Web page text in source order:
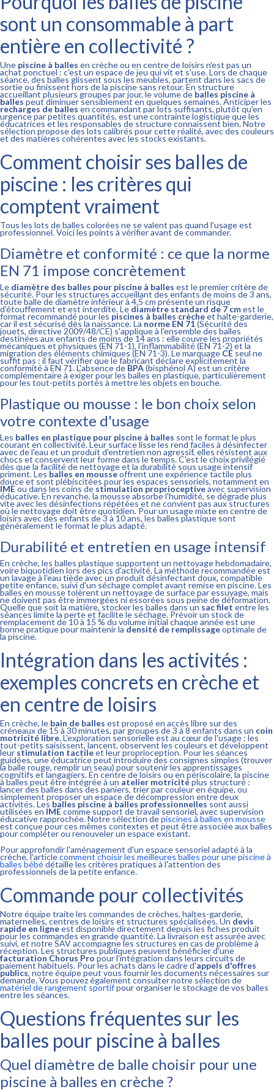
sont un consommable à part
entière en collectivité ?
Une piscine à balles en crèche ou en centre de loisirs n'est pas un
achat ponctuel : c'est un espace de jeu qui vit et s'use. Lors de chaque
séance, des balles glissent sous les meubles, partent dans les sacs de
sortie ou finissent hors de la piscine sans retour. En structure
accueillant plusieurs groupes par jour, le volume de balles piscine à
balles peut diminuer sensiblement en quelques semaines. Anticiper les
recharges de balles en commandant par lots suffisants, plutôt qu'en
urgence par petites quantités, est une contrainte logistique que les
éducatrices et les responsables de structure connaissent bien. Notre
sélection propose des lots calibrés pour cette réalité, avec des couleurs
et des matières cohérentes avec les stocks existants.
Comment choisir ses balles de
piscine : les critères qui
comptent vraiment
Tous les lots de balles colorées ne se valent pas quand l'usage est
professionnel. Voici les points à vérifier avant de commander.
Diamètre et conformité : ce que la norme
EN 71 impose concrètement
Le diamètre des balles pour piscine à balles est le premier critère de
sécurité. Pour les structures accueillant des enfants de moins de 3 ans,
toute balle de diamètre inférieur à 4,5 cm présente un risque
d'étouffement et est interdite. Le diamètre standard de 7 cmest le
format recommandé pour les piscines à balles crècheet halte-garderie,
car il est sécurisé dès la naissance. La norme EN 71(Sécurité des
jouets, directive 2009/48/CE) s'applique à l'ensemble des balles
destinées aux enfants de moins de 14 ans : elle couvre les propriétés
mécaniques et physiques (EN 71-1), l'inflammabilité (EN 71-2) et la
migration des éléments chimiques (EN 71-3). Le marquage CE seul ne
suffit pas : il faut vérifier que le fabricant déclare explicitement la
conformité à EN 71. L'absence de BPA(bisphénol A) est un critère
complémentaire à exiger pour les balles en plastique, particulièrement
pour les tout-petits portés à mettre les objets en bouche.
Plastique ou mousse : le bon choix selon
votre contexte d'usage
Les balles en plastique pour piscine à balles sont le format le plus
courant en collectivité. Leur surface lisse les rend faciles à désinfecter
avec de l'eau et un produit d'entretien non agressif, elles résistent aux
chocs et conservent leur forme dans le temps. C'est le choix privilégié
dès que la facilité de nettoyage et la durabilité sous usage intensif
priment. Les balles en mousseoffrent une expérience tactile plus
douce et sont plébiscitées pour les espaces sensoriels, notamment en
IMEou dans les coins de stimulation proprioceptiveavec supervision
éducative. En revanche, la mousse absorbe l'humidité, se dégrade plus
vite avec les désinfections répétées et ne convient pas aux structures
où le nettoyage doit être quotidien. Pour un usage mixte en centre de
loisirs avec des enfants de 3 à 10 ans, les balles plastique sont
généralement le format le plus adapté.
Durabilité et entretien en usage intensif
En crèche, les balles plastique supportent un nettoyage hebdomadaire,
voire biquotidien lors des pics d'activité. La méthode recommandée est
un lavage à l'eau tiède avec un produit désinfectant doux, compatible
petite enfance, suivi d'un séchage complet avant remise en piscine. Les
balles en mousse tolèrent un nettoyage de surface par essuyage, mais
ne doivent pas être immergées ni essorées sous peine de déformation.
Quelle que soit la matière, stocker les balles dans un sac filet entre les
séances limite la perte et facilite le séchage. Prévoir un stock de
remplacement de 10 à 15 % du volume initial chaque année est une
bonne pratique pour maintenir la densité de remplissageoptimale de
la piscine.
Intégration dans les activités :
exemples concrets en crèche et
en centre de loisirs
En crèche, le bain de balles est proposé en accès libre sur des
créneaux de 15 à 30 minutes, par groupes de 3 à 8 enfants dans un coin
motricité libre. L'exploration sensorielle est au cœur de l'usage : les
tout-petits saisissent, lancent, observent les couleurs et développent
leur stimulation tactileet leur proprioception. Pour les séances
guidées, une éducatrice peut introduire des consignes simples (trouver
la balle rouge, remplir un seau) pour soutenir les apprentissages
cognitifs et langagiers. En centre de loisirs ou en périscolaire, la piscine
à balles peut être intégrée à un atelier motricitéplus structuré :
lancer des balles dans des paniers, trier par couleur en équipe, ou
simplement proposer un espace de décompression entre deux
activités. Les balles piscine à balles professionnelles sont aussi
utilisées en IMEcomme support de travail sensoriel, avec supervision
éducative rapprochée. Notre sélection depiscines à balles en mousse
est conçue pour ces mêmes contextes et peut être associée aux balles
pour compléter ou renouveler un espace existant.
Pour approfondir l'aménagement d'un espace sensoriel adapté à la
crèche, l'articlecomment choisir les meilleures balles pour une piscine à
balles bébédétaille les critères pratiques à l'attention des
professionnels de la petite enfance.
Commande pour collectivités
Notre équipe traite les commandes de crèches, haltes-garderie,
maternelles, centres de loisirs et structures spécialisées. Un devis
rapide en ligneest disponible directement depuis les fiches produit
pour les commandes en grande quantité. La livraison est assurée avec
suivi, et notre SAV accompagne les structures en cas de problème à
réception. Les structures publiques peuvent bénéficier d'une
facturation Chorus Pro pour l'intégration dans leurs circuits de
paiement habituels. Pour les achats dans le cadre d'appels d'offres
publics, notre équipe peut vous fournir les documents nécessaires sur
demande. Vous pouvez également consulter notre sélection de
matériel de rangement sportifpour organiser le stockage de vos balles
entre les séances.
Questions fréquentes sur les
balles pour piscine à balles
Quel diamètre de balle choisir pour une
piscine à balles en crèche ?